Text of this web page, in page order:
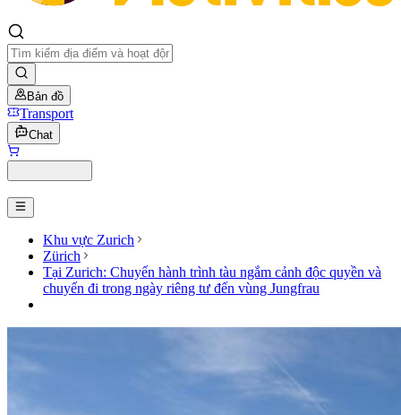
Bản đồ
Transport
Chat
Khu vực Zurich
Zürich
Tại Zurich: Chuyến hành trình tàu ngắm cảnh độc quyền và
chuyến đi trong ngày riêng tư đến vùng Jungfrau